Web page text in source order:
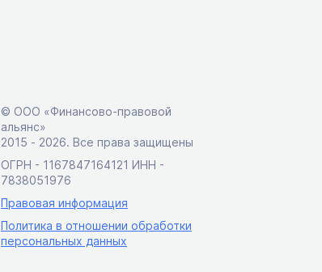
© ООО «Финансово-правовой
альянс»
2015 ‑ 2026. Все права защищены
ОГРН - 1167847164121 ИНН -
7838051976
Правовая информация
Политика в отношении обработки
персональных данных